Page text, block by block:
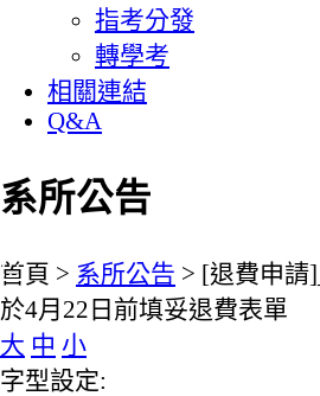
指考分發
轉學考
相關連結
Q&A
系所公告
:::
首頁 > 系所公告 > [退費申請
於4月22日前填妥退費表單
大 中 小
字型設定: